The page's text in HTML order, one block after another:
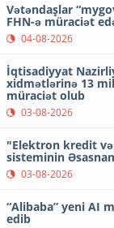
Vətəndaşlar
FHN-ə müraciət
04-08-2026
İqtisadiyyat
xidmətlərinə 13
müraciət olub
03-08-2026
"Elektron kredit
sisteminin
03-08-2026
“Alibaba” yeni AI
edib